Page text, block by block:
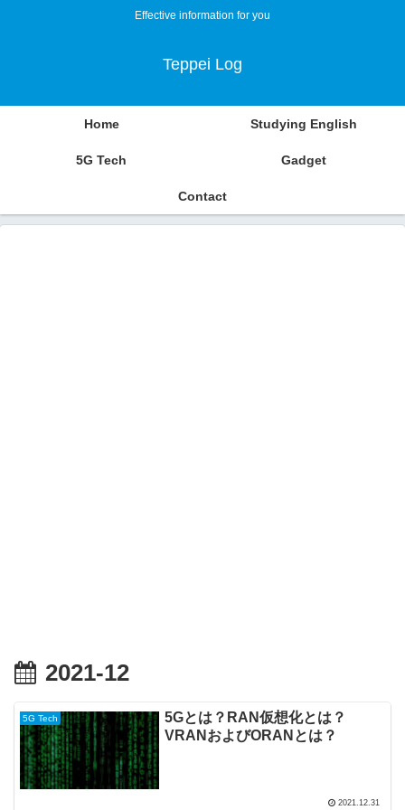
Effective information for you
Teppei Log
Home Studying English
5G Tech Gadget
Contact
2021-12
5G Tech
5Gとは？RAN仮想化とは？
VRANおよびORANとは？
2021.12.31